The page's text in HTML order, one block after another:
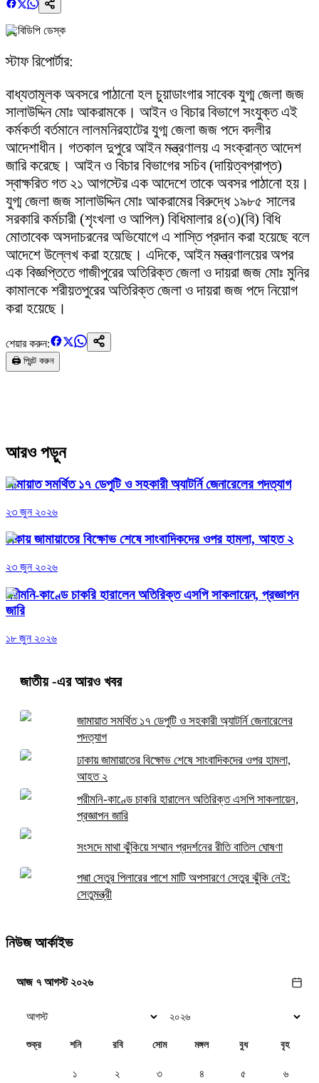
বিডিপি ডেস্ক
স্টাফ রিপোর্টার:
বাধ্যতামূলক অবসরে পাঠানো হল চুয়াডাংগার সাবেক যুগ্ম জেলা জজ
সালাউদ্দিন মোঃ আকরামকে। আইন ও বিচার বিভাগে সংযুক্ত এই
কর্মকর্তা বর্তমানে লালমনিরহাটের যুগ্ম জেলা জজ পদে বদলীর
আদেশাধীন। গতকাল দুপুরে আইন মন্ত্রণালয় এ সংক্রান্ত আদেশ
জারি করেছে। আইন ও বিচার বিভাগের সচিব (দায়িত্বপ্রাপ্ত)
স্বাক্ষরিত গত ২১ আগস্টের এক আদেশে তাকে অবসর পাঠানো হয়।
যুগ্ম জেলা জজ সালাউদ্দিন মোঃ আকরামের বিরুদ্ধে ১৯৮৫ সালের
সরকারি কর্মচারী (শৃংখলা ও আপিল) বিধিমালার ৪(৩)(বি) বিধি
মোতাবেক অসদাচরনের অভিযোগে এ শাস্তি প্রদান করা হয়েছে বলে
আদেশে উল্লেখ করা হয়েছে। এদিকে, আইন মন্ত্রণালয়ের অপর
এক বিজ্ঞপ্তিতে গাজীপুরের অতিরিক্ত জেলা ও দায়রা জজ মোঃ মুনির
কামালকে শরীয়তপুরের অতিরিক্ত জেলা ও দায়রা জজ পদে নিয়োগ
করা হয়েছে।
শেয়ার করুন:
🖨️ প্রিন্ট করুন
আরও পড়ুন
জামায়াত সমর্থিত ১৭ ডেপুটি ও সহকারী অ্যাটর্নি জেনারেলের পদত্যাগ
২৩ জুন ২০২৬
ঢাকায় জামায়াতের বিক্ষোভ শেষে সাংবাদিকদের ওপর হামলা, আহত ২
২৩ জুন ২০২৬
পরীমনি-কাণ্ডে চাকরি হারালেন অতিরিক্ত এসপি সাকলায়েন, প্রজ্ঞাপন
জারি
১৮ জুন ২০২৬
জাতীয়-এর আরও খবর
জামায়াত সমর্থিত ১৭ ডেপুটি ও সহকারী অ্যাটর্নি জেনারেলের
পদত্যাগ
ঢাকায় জামায়াতের বিক্ষোভ শেষে সাংবাদিকদের ওপর হামলা,
আহত ২
পরীমনি-কাণ্ডে চাকরি হারালেন অতিরিক্ত এসপি সাকলায়েন,
প্রজ্ঞাপন জারি
সংসদে মাথা ঝুঁকিয়ে সম্মান প্রদর্শনের রীতি বাতিল ঘোষণা
পদ্মা সেতুর পিলারের পাশে মাটি অপসারণে সেতুর ঝুঁকি নেই:
সেতুমন্ত্রী
নিউজ আর্কাইভ
আজ ৭ আগস্ট ২০২৬
শুক্র শনি রবি সোম মঙ্গল বুধ বৃহ
১ ২ ৩ ৪ ৫ ৬